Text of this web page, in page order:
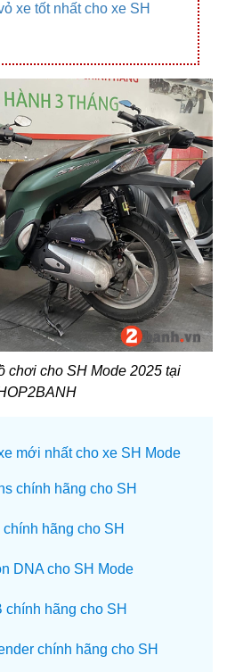
xe tốt nhất cho xe SH
chơi cho SH Mode 2025 tại
mới nhất cho xe SH Mode
chính hãng cho SH
hãng cho SH
DNA cho SH Mode
chính hãng cho SH
chính hãng cho SH